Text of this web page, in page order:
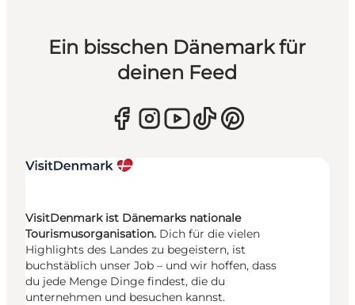
Ein bisschen Dänemark für
deinen Feed
VisitDenmark ist Dänemarks nationale
Tourismusorganisation. Dich für die vielen
Highlights des Landes zu begeistern, ist
buchstäblich unser Job – und wir hoffen, dass
du jede Menge Dinge findest, die du
unternehmen und besuchen kannst.